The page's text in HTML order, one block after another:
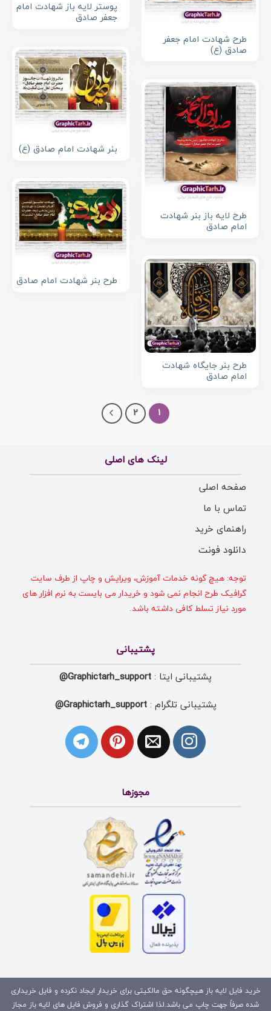
پوستر لایه باز شهادت امام
جعفر صادق
طرح شهادت امام جعفر
صادق (ع)
بنر شهادت امام صادق (ع)
طرح لایه باز بنر شهادت
امام صادق
طرح بنر شهادت امام صادق
طرح بنر جایگاه شهادت
امام صادق
1
2
لینک های اصلی
صفحه اصلی
تماس با ما
راهنمای خرید
دانلود فونت
توجه: هیچ گونه خدمات آموزش، ویرایش و چاپ از طرف سایت
گرافیک طرح انجام نمی شود و خریدار می بایست به نرم افزار های
مورد نیاز تسلط کافی داشته باشد.
پشتیبانی
پشتیبانی ایتا : Graphictarh_support@
پشتیبانی تلگرام :Graphictarh_support@
مجوزها
خرید فایل لایه باز هیچگونه حق مالکیتی برای خریدار ایجاد نکرده و فایل خریداری
شده صرفاً جهت چاپ می باشد.لذا اشتراک گذاری و فروش فایل های لایه باز مجاز